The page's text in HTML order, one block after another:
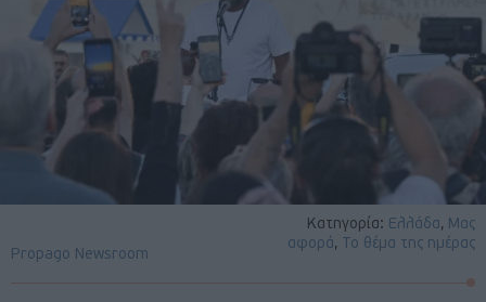
Κατηγορία: Ελλάδα, Μας
αφορά, Το θέμα της ημέρας
Propago Newsroom